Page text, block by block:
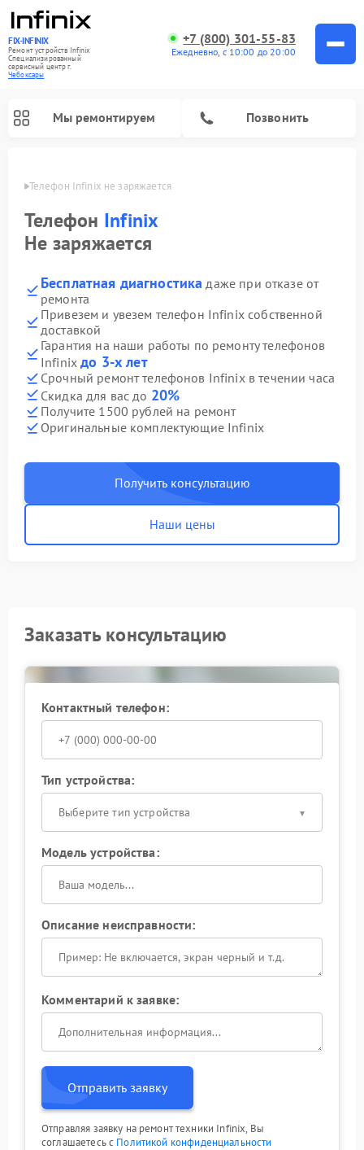
FIX-INFINIX
Ремонт устройств Infinix
Специализированный
cервисный центр г.
Чебоксары
+7 (800) 301-55-83
Ежедневно, с 10:00 до 20:00
Мы ремонтируем Позвонить
Телефон Infinix не заряжается
Телефон Infinix
Не заряжается
Бесплатная диагностика даже при отказе от
ремонта
Привезем и увезем телефон Infinix собственной
доставкой
Гарантия на наши работы по ремонту телефонов
Infinixдо 3-х лет
Срочный ремонт телефонов Infinix в течении часа
Скидка для вас до 20%
Получите 1500 рублей на ремонт
Оригинальные комплектующие Infinix
Получить консультацию
Наши цены
Заказать консультацию
Контактный телефон:
Тип устройства:
Выберите тип устройства
Модель устройства:
Описание неисправности:
Комментарий к заявке:
Отправить заявку
Отправляя заявку на ремонт техники Infinix, Вы
соглашаетесь с Политикой конфиденциальности